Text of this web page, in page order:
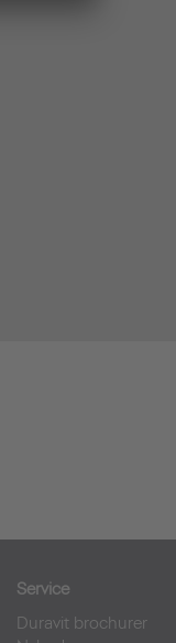
Service
Duravit brochurer